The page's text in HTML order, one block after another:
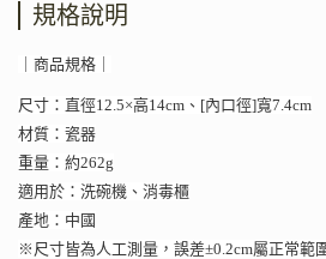
規格說明
｜商品規格｜
尺寸：直徑12.5×高14cm、[內口徑]寬7.4cm
材質：瓷器
重量：約262g
適用於：洗碗機、消毒櫃
產地：中國
※尺寸皆為人工測量，誤差±0.2cm屬正常範